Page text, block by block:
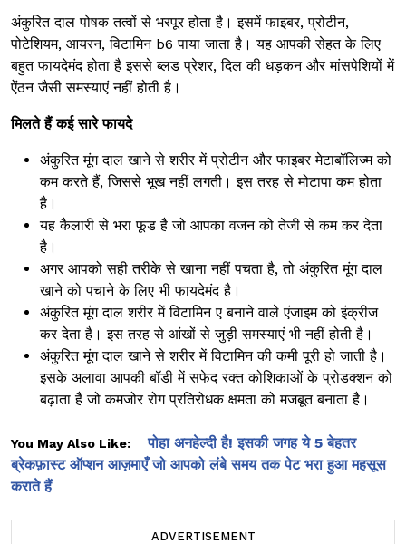
अंकुरित दाल पोषक तत्वों से भरपूर होता है। इसमें फाइबर, प्रोटीन,
पोटेशियम, आयरन, विटामिन b6 पाया जाता है। यह आपकी सेहत के लिए
बहुत फायदेमंद होता है इससे ब्लड प्रेशर, दिल की धड़कन और मांसपेशियों में
ऐंठन जैसी समस्याएं नहीं होती है।
मिलते हैं कई सारे फायदे
अंकुरित मूंग दाल खाने से शरीर में प्रोटीन और फाइबर मेटाबॉलिज्म को
कम करते हैं, जिससे भूख नहीं लगती। इस तरह से मोटापा कम होता
है।
यह कैलारी से भरा फूड है जो आपका वजन को तेजी से कम कर देता
है।
अगर आपको सही तरीके से खाना नहीं पचता है, तो अंकुरित मूंग दाल
खाने को पचाने के लिए भी फायदेमंद है।
अंकुरित मूंग दाल शरीर में विटामिन ए बनाने वाले एंजाइम को इंक्रीज
कर देता है। इस तरह से आंखों से जुड़ी समस्याएं भी नहीं होती है।
अंकुरित मूंग दाल खाने से शरीर में विटामिन की कमी पूरी हो जाती है।
इसके अलावा आपकी बॉडी में सफेद रक्त कोशिकाओं के प्रोडक्शन को
बढ़ाता है जो कमजोर रोग प्रतिरोधक क्षमता को मजबूत बनाता है।
You May Also Like:
पोहा अनहेल्दी है! इसकी जगह ये 5 बेहतर
ब्रेकफ़ास्ट ऑप्शन आज़माएँ जो आपको लंबे समय तक पेट भरा हुआ महसूस
कराते हैं
ADVERTISEMENT